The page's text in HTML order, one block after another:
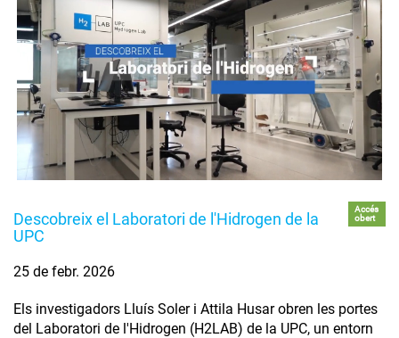
Descobreix el Laboratori de l'Hidrogen de la
UPC
Accés
obert
25 de febr. 2026
Els investigadors Lluís Soler i Attila Husar obren les portes
del Laboratori de l'Hidrogen (H2LAB) de la UPC, un entorn